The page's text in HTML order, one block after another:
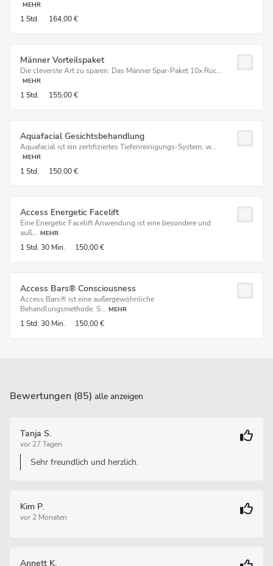
MEHR
1 Std. 164,00 €
Männer Vorteilspaket
Die cleverste Art zu sparen: Das Männer Spar-Paket 10x Rüc...
MEHR
1 Std. 155,00 €
Aquafacial Gesichtsbehandlung
Aquafacial ist ein zertifiziertes Tiefenreinigungs-System, w...
MEHR
1 Std. 150,00 €
Access Energetic Facelift
Eine Energetic Facelift Anwendung ist eine besondere und
auß... MEHR
1 Std. 30 Min. 150,00 €
Access Bars® Consciousness
Access Bars® ist eine außergewöhnliche
Behandlungsmethode. S... MEHR
1 Std. 30 Min. 150,00 €
Bewertungen (85) alle anzeigen
Tanja S.
vor 27 Tagen
Sehr freundlich und herzlich.
Kim P.
vor 2 Monaten
Annett K.